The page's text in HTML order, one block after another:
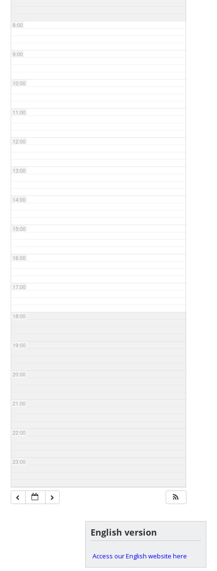
8:00
9:00
10:00
11:00
12:00
13:00
14:00
15:00
16:00
17:00
18:00
19:00
20:00
21:00
22:00
23:00
English version
Access our English website here